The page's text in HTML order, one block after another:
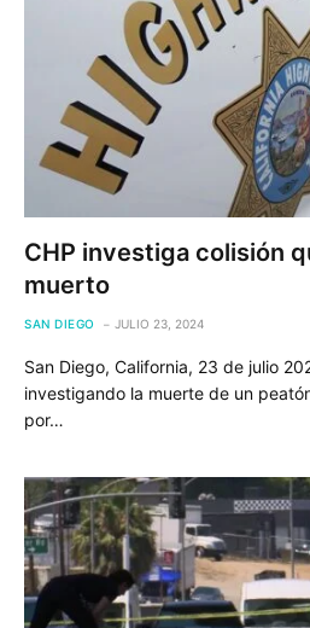
CHP investiga colisión
muerto
SAN DIEGO JULIO 23, 2024
San Diego, California, 23 de julio
investigando la muerte de un
por…